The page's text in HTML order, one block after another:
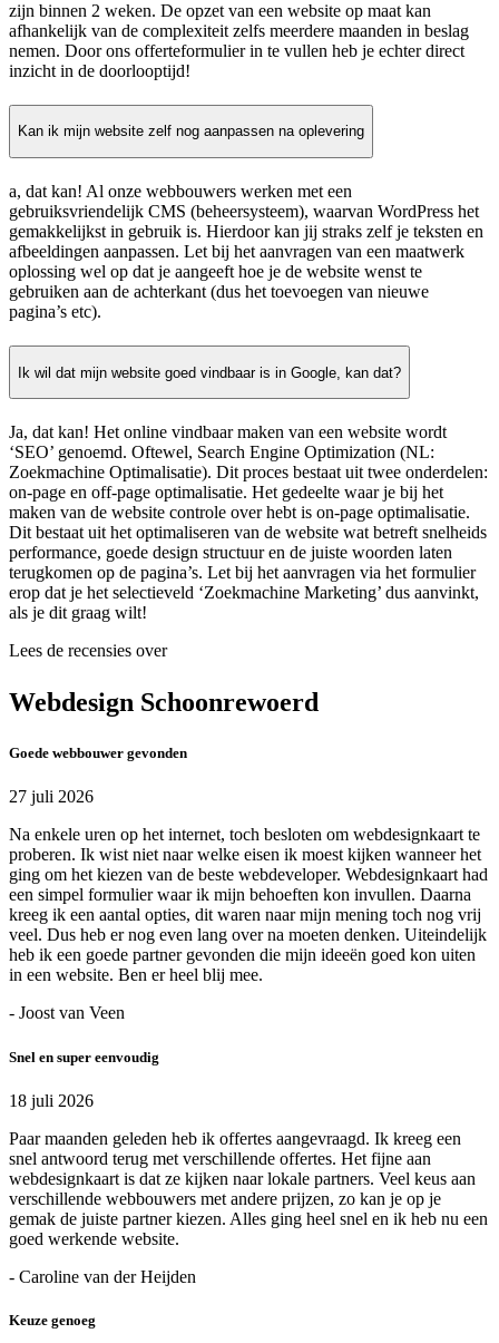
zijn binnen 2 weken. De opzet van een website op maat kan
afhankelijk van de complexiteit zelfs meerdere maanden in beslag
nemen. Door ons offerteformulier in te vullen heb je echter direct
inzicht in de doorlooptijd!
Kan ik mijn website zelf nog aanpassen na oplevering
a, dat kan! Al onze webbouwers werken met een
gebruiksvriendelijk CMS (beheersysteem), waarvan WordPress het
gemakkelijkst in gebruik is. Hierdoor kan jij straks zelf je teksten en
afbeeldingen aanpassen. Let bij het aanvragen van een maatwerk
oplossing wel op dat je aangeeft hoe je de website wenst te
gebruiken aan de achterkant (dus het toevoegen van nieuwe
pagina’s etc).
Ik wil dat mijn website goed vindbaar is in Google, kan dat?
Ja, dat kan! Het online vindbaar maken van een website wordt
‘SEO’ genoemd. Oftewel, Search Engine Optimization (NL:
Zoekmachine Optimalisatie). Dit proces bestaat uit twee onderdelen:
on-page en off-page optimalisatie. Het gedeelte waar je bij het
maken van de website controle over hebt is on-page optimalisatie.
Dit bestaat uit het optimaliseren van de website wat betreft snelheids
performance, goede design structuur en de juiste woorden laten
terugkomen op de pagina’s. Let bij het aanvragen via het formulier
erop dat je het selectieveld ‘Zoekmachine Marketing’ dus aanvinkt,
als je dit graag wilt!
Lees de recensies over
Webdesign Schoonrewoerd
Goede webbouwer gevonden
27 juli 2026
Na enkele uren op het internet, toch besloten om webdesignkaart te
proberen. Ik wist niet naar welke eisen ik moest kijken wanneer het
ging om het kiezen van de beste webdeveloper. Webdesignkaart had
een simpel formulier waar ik mijn behoeften kon invullen. Daarna
kreeg ik een aantal opties, dit waren naar mijn mening toch nog vrij
veel. Dus heb er nog even lang over na moeten denken. Uiteindelijk
heb ik een goede partner gevonden die mijn ideeën goed kon uiten
in een website. Ben er heel blij mee.
- Joost van Veen
Snel en super eenvoudig
18 juli 2026
Paar maanden geleden heb ik offertes aangevraagd. Ik kreeg een
snel antwoord terug met verschillende offertes. Het fijne aan
webdesignkaart is dat ze kijken naar lokale partners. Veel keus aan
verschillende webbouwers met andere prijzen, zo kan je op je
gemak de juiste partner kiezen. Alles ging heel snel en ik heb nu een
goed werkende website.
- Caroline van der Heijden
Keuze genoeg